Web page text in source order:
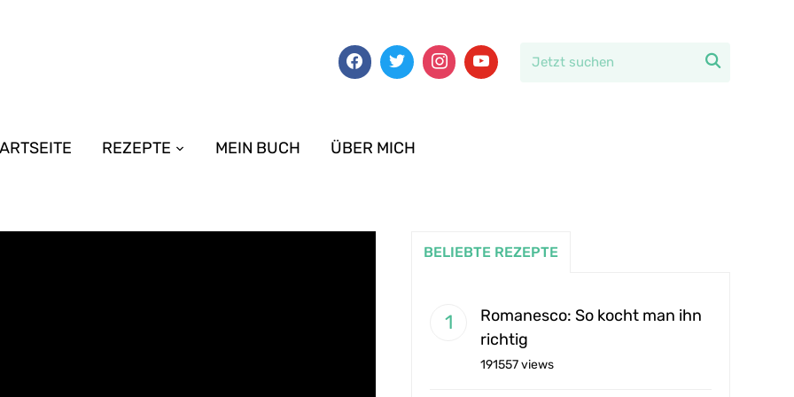

REZEPTE MEIN BUCH ÜBER MICH
BELIEBTE REZEPTE
Romanesco: So kocht man ihn
richtig
191557 views